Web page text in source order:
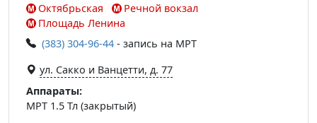
Октябрьская
Речной вокзал
Площадь Ленина
(383) 304-96-44 - запись на МРТ
ул. Сакко и Ванцетти, д. 77
Аппараты:
МРТ 1.5 Тл (закрытый)